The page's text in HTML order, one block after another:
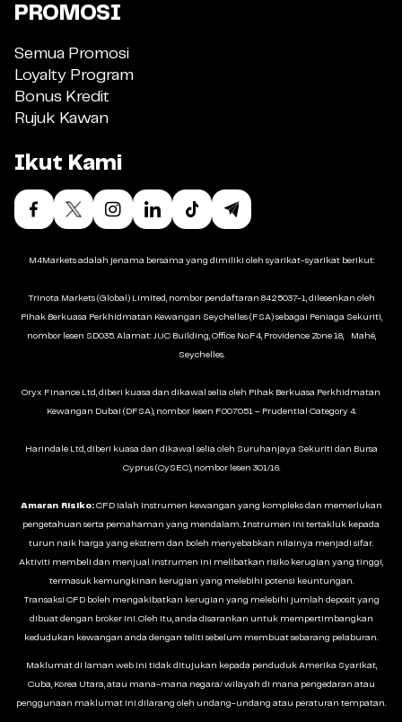
PROMOSI
Semua Promosi
Loyalty Program
Bonus Kredit
Rujuk Kawan
Ikut Kami
M4Markets adalah jenama bersama yang dimiliki oleh syarikat-syarikat berikut:
Trinota Markets (Global) Limited, nombor pendaftaran 8425037-1, dilesenkan oleh
Pihak Berkuasa Perkhidmatan Kewangan Seychelles (FSA) sebagai Peniaga Sekuriti,
nombor lesen SD035. Alamat: JUC Building, Office No.F4, Providence Zone 18, Mahé,
Seychelles.
Oryx Finance Ltd, diberi kuasa dan dikawal selia oleh Pihak Berkuasa Perkhidmatan
Kewangan Dubai (DFSA), nombor lesen F007051 – Prudential Category 4.
Harindale Ltd, diberi kuasa dan dikawal selia oleh Suruhanjaya Sekuriti dan Bursa
Cyprus (CySEC), nombor lesen 301/16.
Amaran Risiko:CFD ialah instrumen kewangan yang kompleks dan memerlukan
pengetahuan serta pemahaman yang mendalam. Instrumen ini tertakluk kepada
turun naik harga yang ekstrem dan boleh menyebabkan nilainya menjadi sifar.
Aktiviti membeli dan menjual instrumen ini melibatkan risiko kerugian yang tinggi,
termasuk kemungkinan kerugian yang melebihi potensi keuntungan.
Transaksi CFD boleh mengakibatkan kerugian yang melebihi jumlah deposit yang
dibuat dengan broker ini. Oleh itu, anda disarankan untuk mempertimbangkan
kedudukan kewangan anda dengan teliti sebelum membuat sebarang pelaburan.
Maklumat di laman web ini tidak ditujukan kepada penduduk Amerika Syarikat,
Cuba, Korea Utara, atau mana-mana negara/ wilayah di mana pengedaran atau
penggunaan maklumat ini dilarang oleh undang-undang atau peraturan tempatan.